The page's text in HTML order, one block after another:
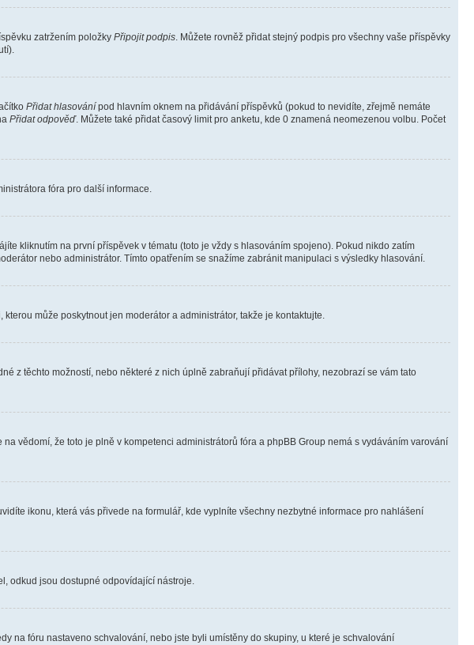
zatržením položky Připojit podpis . Můžete rovněž přidat stejný podpis pro všechny vaše příspěvky
Přidat hlasovánípod hlavním oknem na přidávání příspěvků (pokud to nevidíte, zřejmě nemáte
Přidat odpověď. Můžete také přidat časový limit pro anketu, kde 0 znamená neomezenou volbu. Počet
fóra pro další informace.
kliknutím na první příspěvek v tématu (toto je vždy s hlasováním spojeno). Pokud nikdo zatím
nebo administrátor. Tímto opatřením se snažíme zabránit manipulaci s výsledky hlasování.
může poskytnout jen moderátor a administrátor, takže je kontaktujte.
z těchto možností, nebo některé z nich úplně zabraňují přidávat přílohy, nezobrazí se vám tato
vědomí, že toto je plně v kompetenci administrátorů fóra a phpBB Group nemá s vydáváním varování
ikonu, která vás přivede na formulář, kde vyplníte všechny nezbytné informace pro nahlášení
odkud jsou dostupné odpovídající nástroje.
na fóru nastaveno schvalování, nebo jste byli umístěny do skupiny, u které je schvalování